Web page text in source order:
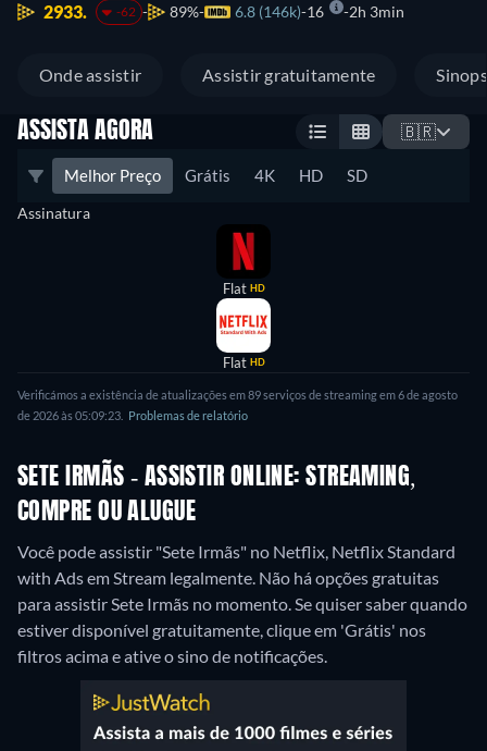
2933.
-62 89% 6.8 (146k) 16 2h 3min
Onde assistir Assistir gratuitamente
ASSISTA AGORA 🇧🇷
Melhor Preço Grátis 4K HD SD
Assinatura
Flat HD
Flat HD
Verificámos a existência de atualizações em 89 serviços de streaming em 6 de agosto
de 2026 às 05:09:23.
Problemas de relatório
SETE IRMÃS - ASSISTIR ONLINE: STREAMING,
COMPRE OU ALUGUE
Você pode assistir "Sete Irmãs" no Netflix, Netflix Standard
with Ads em Stream legalmente. Não há opções gratuitas
para assistir Sete Irmãs no momento. Se quiser saber quando
estiver disponível gratuitamente, clique em 'Grátis' nos
filtros acima e ative o sino de notificações.